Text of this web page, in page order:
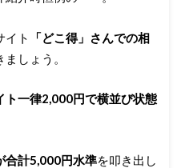
イト
「どこ得」さんでの相
しょう。
ト一律2,000円で横並び状態
合計5,000円水準を叩き出し